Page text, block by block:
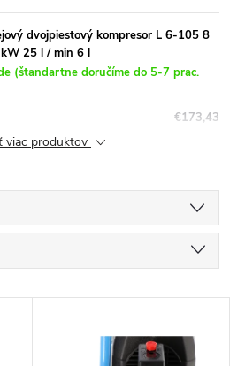
dvojpiestový kompresor L 6-105 8
25 l / min 6 l
(štandartne doručíme do 5-7 prac.
€173,43
viac produktov